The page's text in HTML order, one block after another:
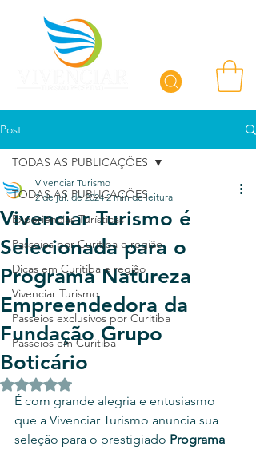
Post
TODAS AS PUBLICAÇÕES
Experiências Turísticas
Passeios por Curitiba e região
Dicas em Curitiba e região
Vivenciar Turismo
Passeios exclusivos por Curitiba
Passeios em Curitiba
TODAS AS PUBLICAÇÕES
Vivenciar Turismo é
Selecionada para o
Programa Natureza
Empreendedora da
Fundação Grupo
Boticário
Vivenciar Turismo
2 de jul. de 2024 2 min de leitura
Avaliado com NaN de 5 estrelas.
É com grande alegria e entusiasmo
que a Vivenciar Turismo anuncia sua
seleção para o prestigiado Programa